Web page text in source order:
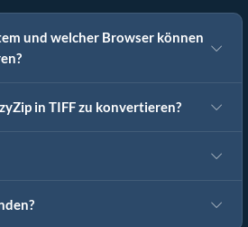
und welcher Browser können
in TIFF zu konvertieren?